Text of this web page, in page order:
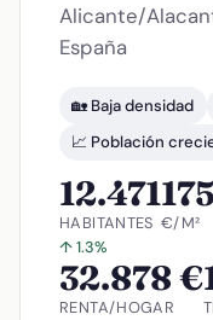
Alicante/
España
🏡 Baja densidad
📈 Población
12.471
HABITANTES
↑ 1.3%
€/M²
32.878 €
RENTA/HOGAR